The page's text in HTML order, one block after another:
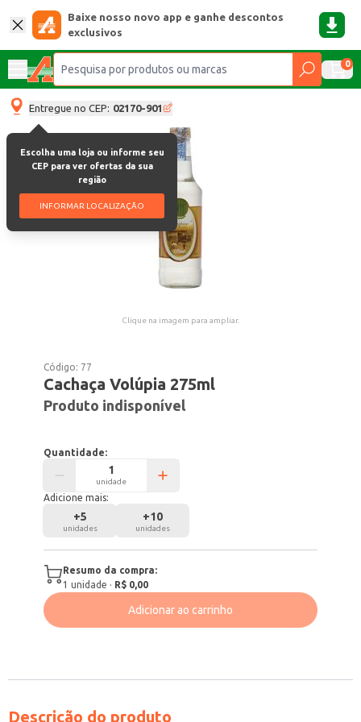
Baixe nosso novo app e ganhe descontos
exclusivos
0
Entregue no CEP: 02170-901
Escolha uma loja ou informe seu
CEP para ver ofertas da sua
região
INFORMAR LOCALIZAÇÃO
Clique na imagem para ampliar.
Código: 77
Cachaça Volúpia 275ml
Produto indisponível
Quantidade:
unidade
Adicione mais:
+5
unidades
+10
unidades
Resumo da compra:
1 unidade · R$ 0,00
Adicionar ao carrinho
Descrição do produto